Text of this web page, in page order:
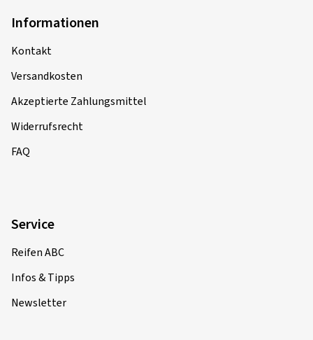
Informationen
Kontakt
Versandkosten
Akzeptierte Zahlungsmittel
Widerrufsrecht
FAQ
Service
Reifen ABC
Infos & Tipps
Newsletter